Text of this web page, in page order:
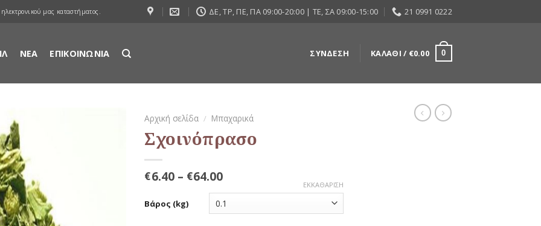
μας καταστήματος. ΔΕ, ΤΡ, ΠΕ, ΠΑ 09:00-20:00 | ΤΕ, ΣΑ 09:00-15:00 21 0991 0222
ΝΕΑ ΕΠΙΚΟΙΝΩΝΙΑ ΣΎΝΔΕΣΗ ΚΑΛΆΘΙ / €0.00 0
Αρχική σελίδα / Μπαχαρικά
Σχοινόπρασο
€6.40– €64.00
Βάρος (kg)
ΕΚΚΑΘΆΡΙΣΗ